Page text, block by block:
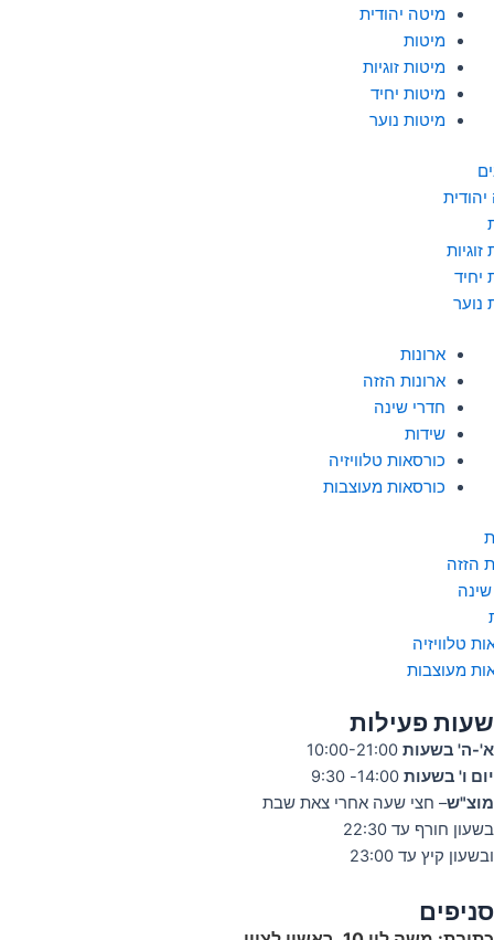
מיטה יהודית
מיטות
מיטות זוגיות
מיטות יחיד
מיטות נוער
יחיד
נוער
ארונות
ארונות הזזה
חדרי שינה
שידות
כורסאות טלוויזיה
כורסאות מעוצבות
הזזה
טלוויזיה
מעוצבות
שעות פעילות
א'-ה' בשעות
יום ו' בשעות
מוצ"ש– חצי שעה אחרי צאת שבת
בשעון חורף עד 22:30
ובשעון קיץ עד 23:00
סניפים